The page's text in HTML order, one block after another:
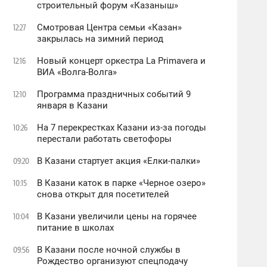
строительный форум «Казаныш»
12:27
Смотровая Центра семьи «Казан»
закрылась на зимний период
12:16
Новый концерт оркестра La Primavera и
ВИА «Волга-Волга»
12:10
Программа праздничных событий 9
января в Казани
10:26
На 7 перекрестках Казани из-за погоды
перестали работать светофоры
09:20 В Казани стартует акция «Елки-палки»
10:15
В Казани каток в парке «Черное озеро»
снова открыт для посетителей
10:04
В Казани увеличили цены на горячее
питание в школах
09:56
В Казани после ночной службы в
Рождество организуют спецподачу